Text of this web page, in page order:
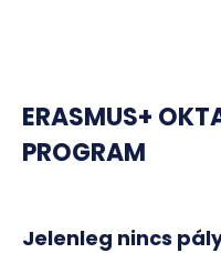
ERASMUS+
PROGRAM
Jelenleg nincs